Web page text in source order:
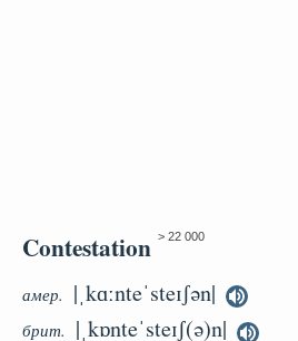
Contestation > 22 000
амер. |ˌkɑːnteˈsteɪʃən|
брит. |ˌkɒnteˈsteɪʃ(ə)n|